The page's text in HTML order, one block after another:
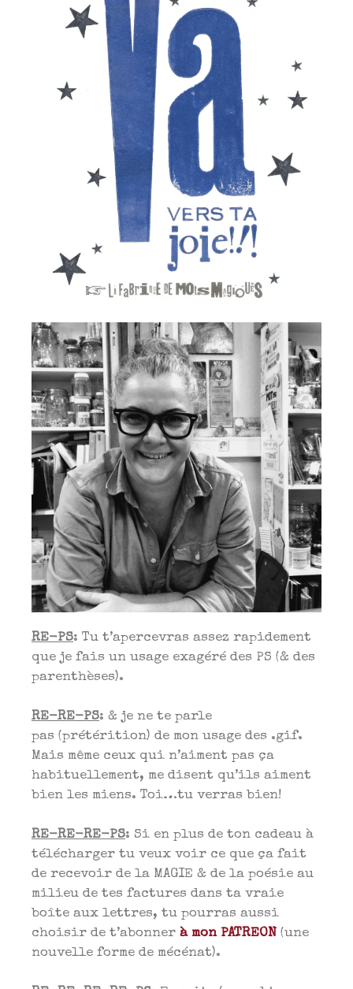
RE-PS: Tu t’apercevras assez rapidement
que je fais un usage exagéré des PS (& des
parenthèses).
RE-RE-PS: & je ne te parle
pas (prétérition) de mon usage des .gif.
Mais même ceux qui n’aiment pas ça
habituellement, me disent qu’ils aiment
bien les miens. Toi…tu verras bien!
RE-RE-RE-PS: Si en plus de ton cadeau à
télécharger tu veux voir ce que ça fait
de recevoir de la MAGIE & de la poésie au
milieu de tes factures dans ta vraie
boîte aux lettres, tu pourras aussi
choisir de t’abonner à mon PATREON (une
nouvelle forme de mécénat).